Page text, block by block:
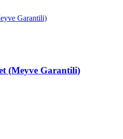
(Meyve Garantili)